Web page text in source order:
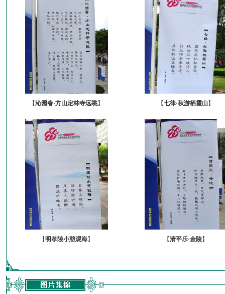
【沁园春·方山定林寺远眺】 【七律·秋游栖霞山】
【明孝陵小憩观海】 【清平乐·金陵】